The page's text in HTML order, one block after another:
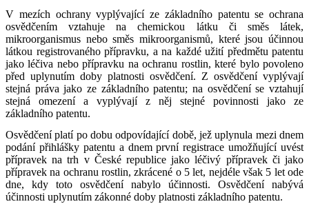
V mezích ochrany vyplývající ze základního patentu se ochrana
osvědčením vztahuje na chemickou látku či směs látek,
mikroorganismus nebo směs mikroorganismů, které jsou účinnou
látkou registrovaného přípravku, a na každé užití předmětu patentu
jako léčiva nebo přípravku na ochranu rostlin, které bylo povoleno
před uplynutím doby platnosti osvědčení. Z osvědčení vyplývají
stejná práva jako ze základního patentu; na osvědčení se vztahují
stejná omezení a vyplývají z něj stejné povinnosti jako ze
základního patentu.
Osvědčení platí po dobu odpovídající době, jež uplynula mezi dnem
podání přihlášky patentu a dnem první registrace umožňující uvést
přípravek na trh v České republice jako léčivý přípravek či jako
přípravek na ochranu rostlin, zkrácené o 5 let, nejdéle však 5 let ode
dne, kdy toto osvědčení nabylo účinnosti. Osvědčení nabývá
účinnosti uplynutím zákonné doby platnosti základního patentu.